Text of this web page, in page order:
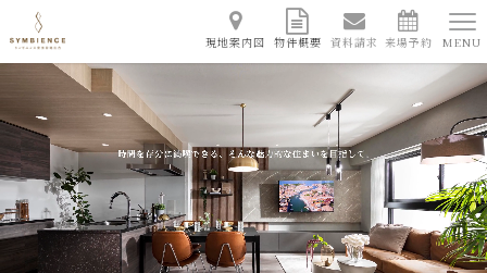
現地案内図 物件概要 資料請求 来場予約 MENU